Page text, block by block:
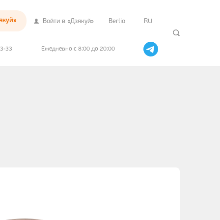
Войти в «Дзякуй» Berlio RU
33 Ежедневно с 8:00 до 20:00